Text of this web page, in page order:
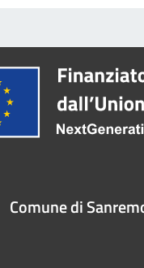
Comune di